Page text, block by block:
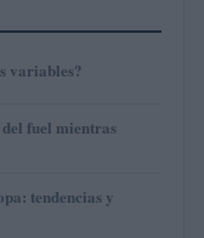
variables?
fuel mientras
tendencias y